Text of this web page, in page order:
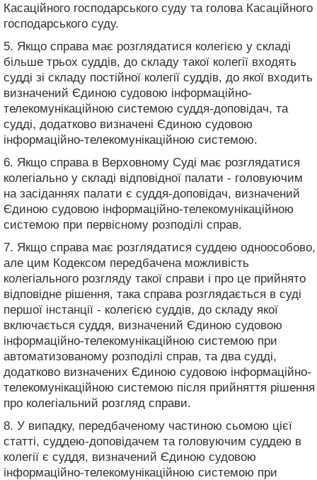
Касаційного господарського суду та голова Касаційного
господарського суду.
5. Якщо справа має розглядатися колегією у складі
більше трьох суддів, до складу такої колегії входять
судді зі складу постійної колегії суддів, до якої входить
визначений Єдиною судовою інформаційно-
телекомунікаційною системою суддя-доповідач, та
судді, додатково визначені Єдиною судовою
інформаційно-телекомунікаційною системою.
6. Якщо справа в Верховному Суді має розглядатися
колегіально у складі відповідної палати - головуючим
на засіданнях палати є суддя-доповідач, визначений
Єдиною судовою інформаційно-телекомунікаційною
системою при первісному розподілі справ.
7. Якщо справа має розглядатися суддею одноособово,
але цим Кодексом передбачена можливість
колегіального розгляду такої справи і про це прийнято
відповідне рішення, така справа розглядається в суді
першої інстанції - колегією суддів, до складу якої
включається суддя, визначений Єдиною судовою
інформаційно-телекомунікаційною системою при
автоматизованому розподілі справ, та два судді,
додатково визначених Єдиною судовою інформаційно-
телекомунікаційною системою після прийняття рішення
про колегіальний розгляд справи.
8. У випадку, передбаченому частиною сьомою цієї
статті, суддею-доповідачем та головуючим суддею в
колегії є суддя, визначений Єдиною судовою
інформаційно-телекомунікаційною системою при